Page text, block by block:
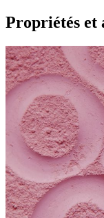
Propriétés et